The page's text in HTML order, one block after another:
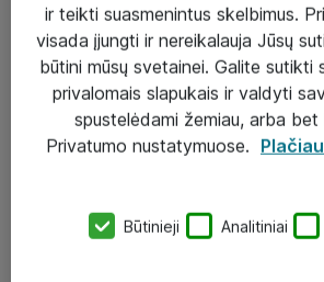
Sprendimai
Įgyvendinti projektai
Atea ekspertų patarimai verslui
eShop@atea.lt
ir teikti suasmenintus skelbimus.
visada įjungti ir nereikalauja Jūsų
būtini mūsų svetainei. Galite sutikti
privalomais slapukais ir valdyti
spustelėdami žemiau, arba bet
Privatumo nustatymuose.
Būtinieji Analitiniai